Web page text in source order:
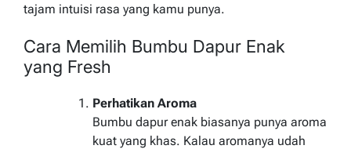
tajam intuisi rasa yang kamu punya.
Cara Memilih Bumbu Dapur Enak
yang Fresh
Perhatikan Aroma
Bumbu dapur enak biasanya punya aroma
kuat yang khas. Kalau aromanya udah